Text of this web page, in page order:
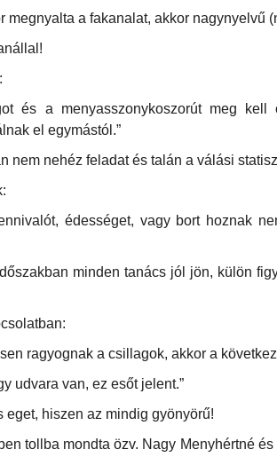
megnyalta a fakanalat, akkor nagynyelvű
és a menyasszonykoszorút meg
el egymástól.”
nem nehéz feladat és talán a válási
édességet, vagy bort hoznak
minden tanács jól jön, külön
ragyognak a csillagok, akkor a
udvara van, ez esőt jelent.”
eget, hiszen az mindig gyönyörű!
tollba mondta özv. Nagy Menyhértné